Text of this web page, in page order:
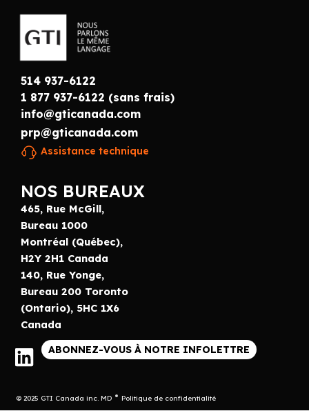
514 937-6122
1 877 937-6122 (sans frais)
info@gticanada.com
prp@gticanada.com
Assistance technique
NOS BUREAUX
465, Rue McGill,
Bureau 1000
Montréal (Québec),
H2Y 2H1 Canada
140, Rue Yonge,
Bureau 200 Toronto
(Ontario), 5HC 1X6
Canada
ABONNEZ-VOUS À NOTRE INFOLETTRE
© 2025 GTI Canada inc. MD Politique de confidentialité